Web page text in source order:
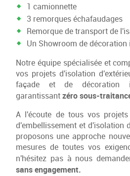
1 camionnette
3 remorques échafaudages
Remorque de transport de
Un Showroom de décoration
Notre équipe spécialisée et
vos projets d'isolation
façade et de décoration
garantissantzéro sous-
A l'écoute de tous vos
d'embellissement et d'isolation
proposons une approche
mesures de toutes vos
n'hésitez pas à nous
sans engagement.